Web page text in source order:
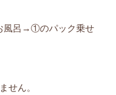
風呂→①のパック乗せ
せん。